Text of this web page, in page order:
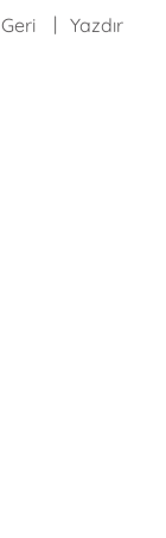
Geri Yazdır